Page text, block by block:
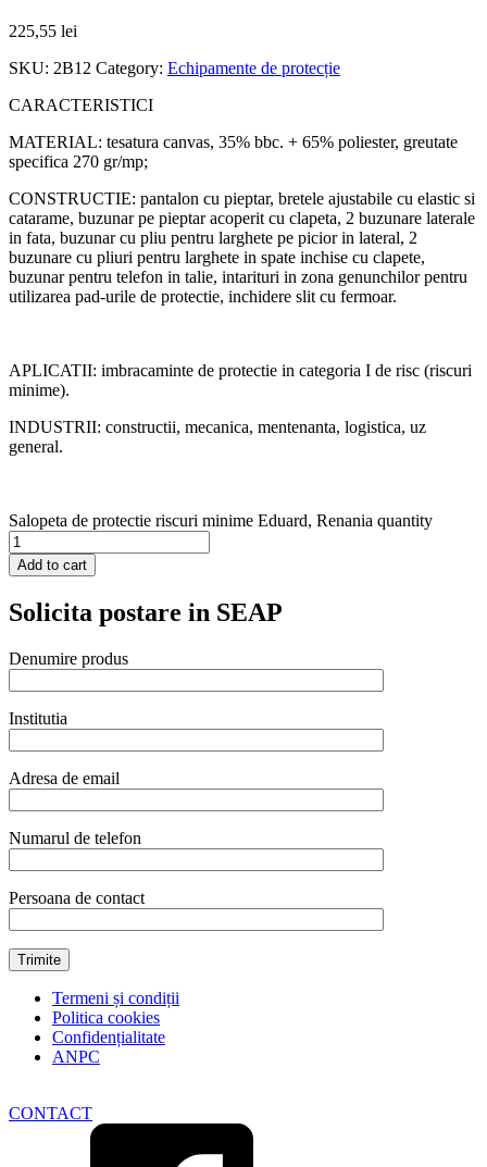
225,55 lei
SKU: 2B12 Category: Echipamente de protecție
CARACTERISTICI
MATERIAL: tesatura canvas, 35% bbc. + 65% poliester, greutate
specifica 270 gr/mp;
CONSTRUCTIE: pantalon cu pieptar, bretele ajustabile cu elastic si
catarame, buzunar pe pieptar acoperit cu clapeta, 2 buzunare laterale
in fata, buzunar cu pliu pentru larghete pe picior in lateral, 2
buzunare cu pliuri pentru larghete in spate inchise cu clapete,
buzunar pentru telefon in talie, intarituri in zona genunchilor pentru
utilizarea pad-urile de protectie, inchidere slit cu fermoar.
APLICATII: imbracaminte de protectie in categoria I de risc (riscuri
minime).
INDUSTRII: constructii, mecanica, mentenanta, logistica, uz
general.
Salopeta de protectie riscuri minime Eduard, Renania quantity
Add to cart
Solicita postare in SEAP
Denumire produs
Institutia
Adresa de email
Numarul de telefon
Persoana de contact
Termeni și condiții
Politica cookies
Confidențialitate
ANPC
CONTACT